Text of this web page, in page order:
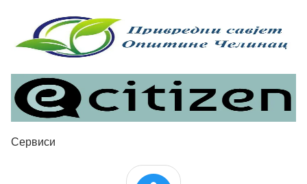
предшколским установама + о
Сервиси